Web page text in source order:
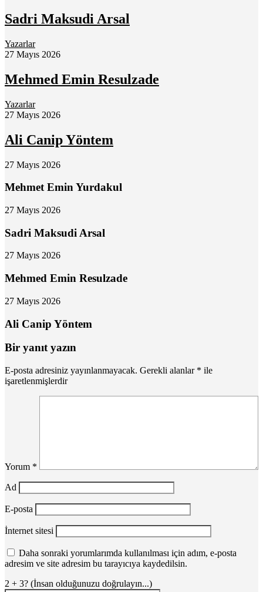
Sadri Maksudi Arsal
Yazarlar
27 Mayıs 2026
Mehmed Emin Resulzade
Yazarlar
27 Mayıs 2026
Ali Canip Yöntem
27 Mayıs 2026
Mehmet Emin Yurdakul
27 Mayıs 2026
Sadri Maksudi Arsal
27 Mayıs 2026
Mehmed Emin Resulzade
27 Mayıs 2026
Ali Canip Yöntem
Bir yanıt yazın
E-posta adresiniz yayınlanmayacak. Gerekli alanlar * ile
işaretlenmişlerdir
Yorum *
Ad
E-posta
İnternet sitesi
Daha sonraki yorumlarımda kullanılması için adım, e-posta
adresim ve site adresim bu tarayıcıya kaydedilsin.
2 + 3? (İnsan olduğunuzu doğrulayın...)